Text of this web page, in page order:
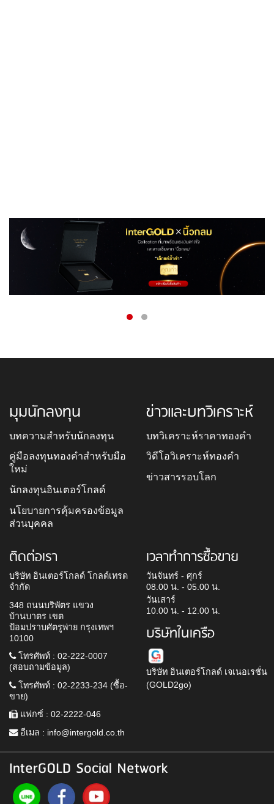
มุมนักลงทุน
บทความสำหรับนักลงทุน
คู่มือลงทุนทองคำสำหรับมือ
ใหม่
นักลงทุนอินเตอร์โกลด์
นโยบายการคุ้มครองข้อมูล
ส่วนบุคคล
ข่าวและบทวิเคราะห์
บทวิเคราะห์ราคาทองคำ
วิดีโอวิเคราะห์ทองคำ
ข่าวสารรอบโลก
ติดต่อเรา
บริษัท อินเตอร์โกลด์ โกลด์เทรด
จำกัด
348 ถนนบริพัตร แขวง
บ้านบาตร เขต
ป้อมปราบศัตรูพ่าย กรุงเทพฯ
10100
โทรศัพท์ : 02-222-0007
(สอบถามข้อมูล)
โทรศัพท์ : 02-2233-234 (ซื้อ-
ขาย)
แฟกซ์ : 02-2222-046
อีเมล : info@intergold.co.th
เวลาทำการซื้อขาย
วันจันทร์ - ศุกร์
08.00 น. - 05.00 น.
วันเสาร์
10.00 น. - 12.00 น.
บริษัทในเครือ
บริษัท อินเตอร์โกลด์ เจเนอเรชั่น
(GOLD2go)
InterGOLD Social Network